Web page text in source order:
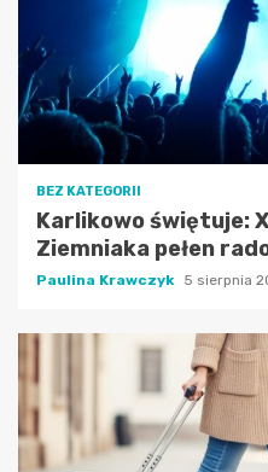
BEZ KATEGORII
Karlikowo świętuje:
Ziemniaka pełen
Paulina Krawczyk 5 sierpnia